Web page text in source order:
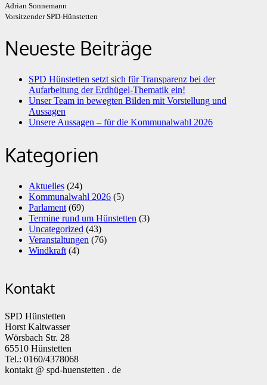
Adrian Sonnemann
Vorsitzender SPD-Hünstetten
Neueste Beiträge
SPD Hünstetten setzt sich für Transparenz bei der
Aufarbeitung der Erdhügel-Thematik ein!
Unser Team in bewegten Bilden mit Vorstellung und
Aussagen
Unsere Aussagen – für die Kommunalwahl 2026
Kategorien
Aktuelles (24)
Kommunalwahl 2026 (5)
Parlament (69)
Termine rund um Hünstetten (3)
Uncategorized (43)
Veranstaltungen (76)
Windkraft (4)
Kontakt
SPD Hünstetten
Horst Kaltwasser
Wörsbach Str. 28
65510 Hünstetten
Tel.: 0160/4378068
kontakt @ spd-huenstetten . de